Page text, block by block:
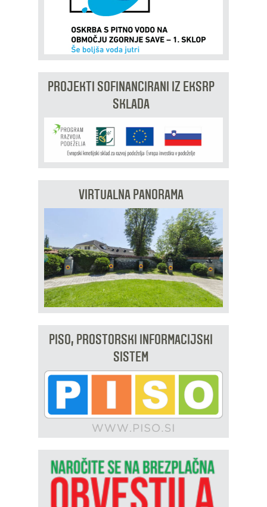
PROJEKTI SOFINANCIRANI IZ EKSRP
SKLADA
VIRTUALNA PANORAMA
PISO, PROSTORSKI INFORMACIJSKI
SISTEM